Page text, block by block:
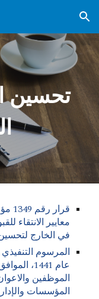
Skip to navigation
تحسين
معايير الانتقاء
في الخارج
الموظفين
المؤسسات